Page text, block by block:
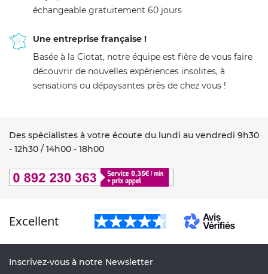
échangeable gratuitement 60 jours
Une entreprise française !
Basée à la Ciotat, notre équipe est fière de vous faire
découvrir de nouvelles expériences insolites, à
sensations ou dépaysantes près de chez vous !
Des spécialistes à votre écoute du lundi au vendredi 9h30
- 12h30 / 14h00 - 18h00
Excellent
Inscrivez-vous à notre Newsletter